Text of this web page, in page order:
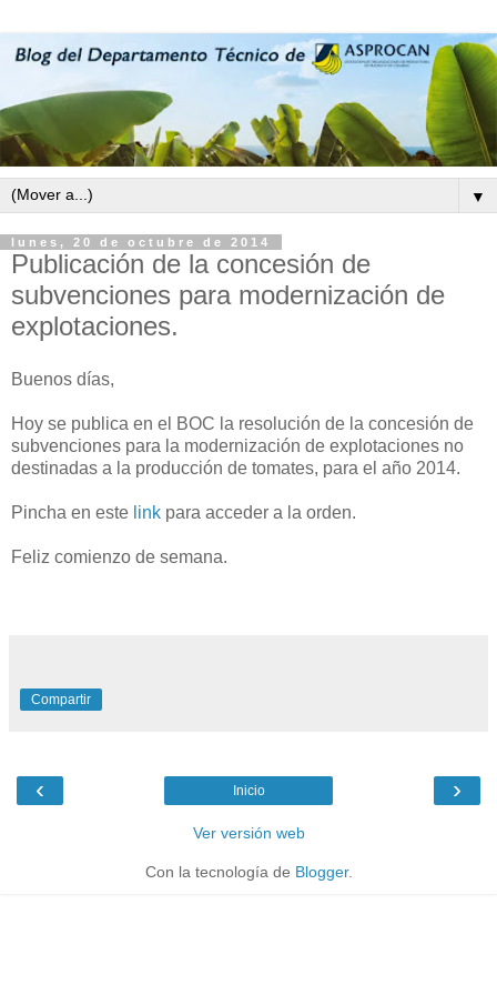
▼
lunes, 20 de octubre de 2014
Publicación de la concesión de
subvenciones para modernización de
explotaciones.
Buenos días,
Hoy se publica en el BOC la resolución de la concesión de
subvenciones para la modernización de explotaciones no
destinadas a la producción de tomates, para el año 2014.
Pincha en este link para acceder a la orden.
Feliz comienzo de semana.
Compartir
‹ ›
Inicio
Ver versión web
Con la tecnología de Blogger.